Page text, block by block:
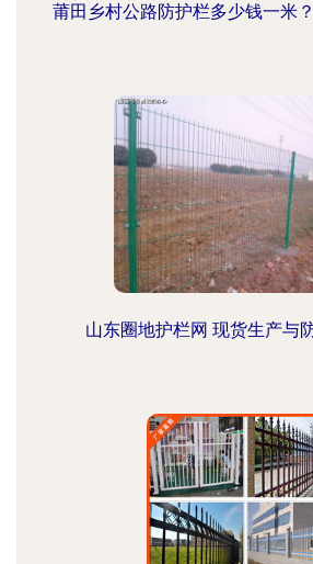
莆田乡村公路防护栏多少钱一米
山东圈地护栏网 现货生产与